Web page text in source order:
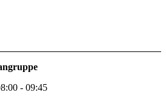
- 09:45